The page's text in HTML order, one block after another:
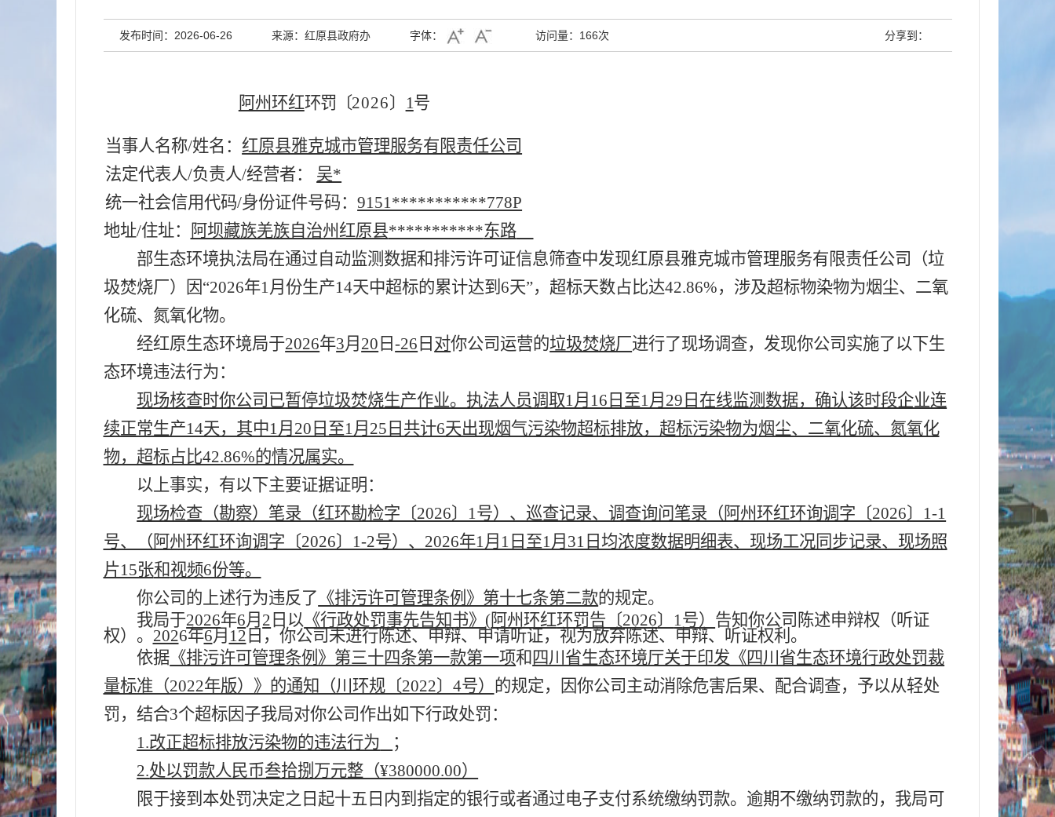
发布时间：2026-06-26 来源：红原县政府办 字体： 访问量： 166次 分享到：
阿州环红环罚〔2026〕 1号
当事人名称/姓名：红原县雅克城市管理服务有限责任公司
法定代表人/负责人/经营者： 吴*
统一社会信用代码/身份证件号码：9151***********778P
地址/住址：
阿坝藏族羌族自治州红原县***********东路
部生态环境执法局在通过自动监测数据和排污许可证信息筛查中发现红原县雅克城市管理服务有限责任公司（垃
圾焚烧厂）因“2026年1月份生产14天中超标的累计达到6天”，超标天数占比达42.86%，涉及超标物染物为烟尘、二氧
化硫、氮氧化物。
经红原生态环境局于2026年3月 20 日-26 日 对你公司运营的垃圾焚烧厂进行了现场调查，发现你公司实施了以下生
态环境违法行为：
现场核查时你公司已暂停垃圾焚烧生产作业。执法人员调取1月16日至1月29日在线监测数据，确认该时段企业连
续正常生产14天，其中1月20日至1月25日共计6天出现烟气污染物超标排放，超标污染物为烟尘、二氧化硫、氮氧化
物，超标占比42.86%的情况属实。
以上事实，有以下主要证据证明：
现场检查（勘察）笔录（红环勘检字〔2026〕1号）、巡查记录、调查询问笔录（阿州环红环询调字〔2026〕1-1
号、（阿州环红环询调字〔2026〕1-2号）、2026年1月1日至1月31日均浓度数据明细表、现场工况同步记录、现场照
片15张和视频6份等。
你公司的上述行为违反了 《排污许可管理条例》第十七条第二款的规定。
我局于2026年6月 2 日以 《行政处罚事先告知书》(阿州环红环罚告〔2026〕 1号） 告知你公司 陈述申辩权（听证
权）。 2026年6月 12 日，你公司未进行陈述、申辩、申请听证，视为放弃陈述、申辩、听证权利。
依据 《排污许可管理条例》第三十四条第一款第一项和 四川省生态环境厅关于印发《四川省生态环境行政处罚裁
量标准（2022年版）》的通知（川环规〔2022〕4号） 的规定， 因你公司 主动消除危害后果、配合调查，予以从轻处
罚 ，结合3个超标因子我局对你公司作出如下行政处罚：
1.改正超标排放污染物的违法行为
；
2.处以罚款人民币叁拾捌万元整（¥380000.00）
限于接到本处罚决定之日起十五日内到指定的银行或者通过电子支付系统缴纳罚款。逾期不缴纳罚款的，我局可